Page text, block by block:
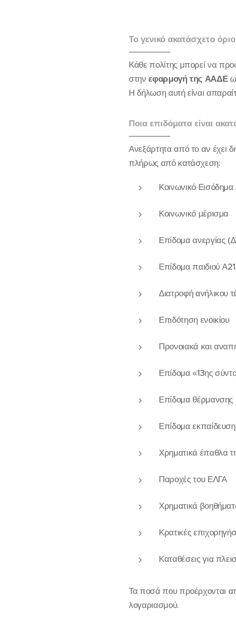
Το γενικό ακατάσχετο όριο
Κάθε πολίτης μπορεί να
στηνεφαρμογή της ΑΑΔΕ
Η δήλωση αυτή είναι
Ποια επιδόματα είναι
Ανεξάρτητα από το αν έχει
πλήρως από κατάσχεση:
Κοινωνικό
Κοινωνικό μέρισμα
Επίδομα
Επίδομα παιδιού
Διατροφή ανήλικου
Επιδότηση ενοικίου
Προνοιακά και
Επίδομα «13ης
Επίδομα θέρμανσης
Επίδομα
Χρηματικά έπαθλα
Παροχές του ΕΛΓΑ
Χρηματικά
Κρατικές
Καταθέσεις για
Τα ποσά που προέρχονται
λογαριασμού.